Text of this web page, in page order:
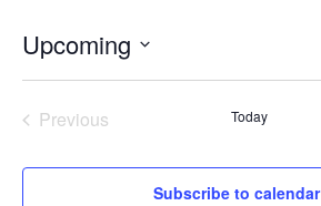
Upcoming
Previous
Today
Subscribe to calendar